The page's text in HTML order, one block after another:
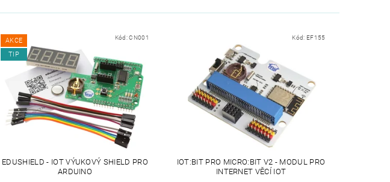
AKCE
TIP
Kód:CN001
EDUSHIELD - IOT VÝUKOVÝ SHIELD PRO
ARDUINO
Kód: EF155
IOT:BIT PRO MICRO:BIT V2 - MODUL PRO
INTERNET VĚCÍ IOT